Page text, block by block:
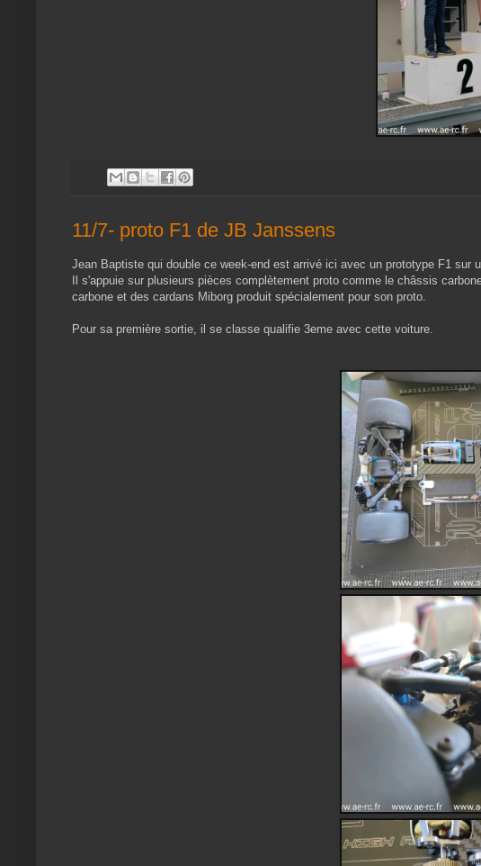
11/7- proto F1 de JB Janssens
Jean Baptiste qui double ce week-end est arrivé ici avec un prototype F1 sur
Il s'appuie sur plusieurs pièces complètement proto comme le châssis
carbone et des cardans Miborg produit spécialement pour son proto.
Pour sa première sortie, il se classe qualifie 3eme avec cette voiture.